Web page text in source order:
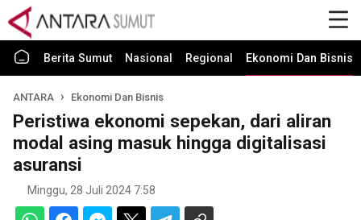
Berita Sumut Nasional Regional Ekonomi Dan Bisnis
ANTARA Ekonomi Dan Bisnis
Peristiwa ekonomi sepekan, dari aliran
modal asing masuk hingga digitalisasi
asuransi
Minggu, 28 Juli 2024 7:58